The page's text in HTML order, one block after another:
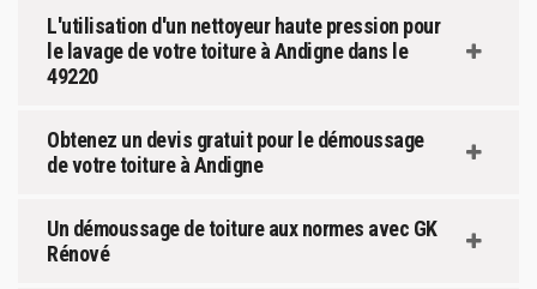
L'utilisation d'un nettoyeur haute pression pour
le lavage de votre toiture à Andigne dans le
49220
Obtenez un devis gratuit pour le démoussage
de votre toiture à Andigne
Un démoussage de toiture aux normes avec GK
Rénové